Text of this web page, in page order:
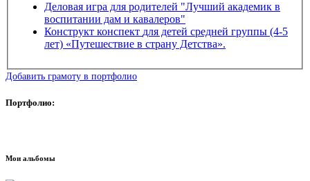
Деловая игра для родителей "Лучший академик в
воспитании дам и кавалеров"
Конструкт конспект для детей средней группы (4-5
лет) «Путешествие в страну Детства».
Добавить грамоту в портфолио
Портфолио:
Мои альбомы